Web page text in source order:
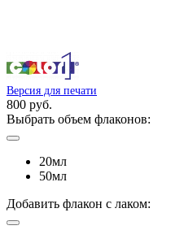
Версия для печати
800 руб.
Выбрать объем флаконов:
20мл
50мл
Добавить флакон с лаком: